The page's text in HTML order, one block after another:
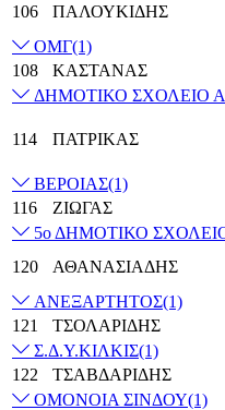
106
ΠΑΛΟΥΚΙΔΗΣ
ΟΜΓ(1)
108
ΚΑΣΤΑΝΑΣ
ΔΗΜΟΤΙΚΟ ΣΧΟΛΕΙΟ
114 ΠΑΤΡΙΚΑΣ
ΒΕΡΟΙΑΣ(1)
116
ΖΙΩΓΑΣ
5ο ΔΗΜΟΤΙΚΟ
120
ΑΘΑΝΑΣΙΑΔΗΣ
ΑΝΕΞΑΡΤΗΤΟΣ(1)
121
ΤΣΟΛΑΡΙΔΗΣ
Σ.Δ.Υ.ΚΙΛΚΙΣ(1)
122
ΤΣΑΒΔΑΡΙΔΗΣ
ΟΜΟΝΟΙΑ ΣΙΝΔΟΥ(1)